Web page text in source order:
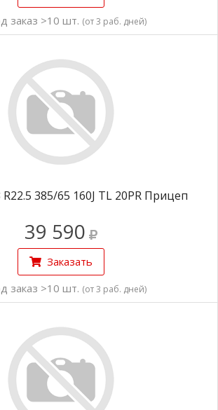
заказ >10 шт. (от 3 раб. дней)
385/65 160J TL 20PR Прицеп
39 590
Заказать
заказ >10 шт. (от 3 раб. дней)